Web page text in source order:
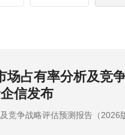
场占有率分析及竞
信发布
竞争战略评估预测报告（2026